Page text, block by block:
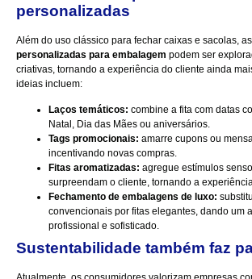
personalizadas
Além do uso clássico para fechar caixas e sacolas, as
personalizadas para embalagem podem ser
criativas, tornando a experiência do cliente ainda
ideias incluem:
Laços temáticos: combine a fita com datas
Natal, Dia das Mães ou aniversários.
Tags promocionais: amarre cupons ou
incentivando novas compras.
Fitas aromatizadas: agregue estímulos
surpreendam o cliente, tornando a
Fechamento de embalagens de luxo:
convencionais por fitas elegantes, dando um
profissional e sofisticado.
Sustentabilidade também faz